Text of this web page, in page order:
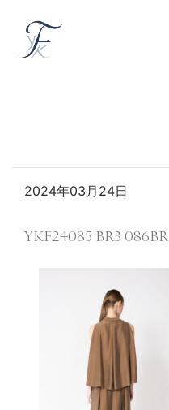
2024年03月24日
YKF24085 BR3 086BR